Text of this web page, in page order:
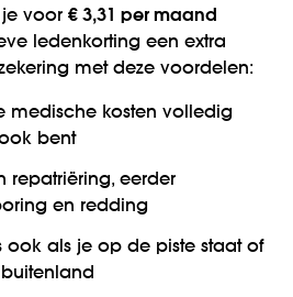
je voor € 3,31 per maand
ledenkorting een extra
met deze voordelen:
medische kosten volledig
bent
repatriëring, eerder
en redding
ook als je op de piste staat of